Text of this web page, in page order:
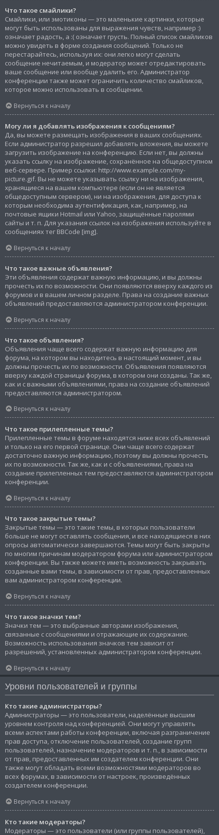
Что такое смайлики?
Смайлики, или эмотиконы — это маленькие картинки, которые
могут быть использованы для выражения чувств, например :)
означает радость, а :( означает грусть. Полный список смайликов
можно увидеть в форме создания сообщений. Только не
перестарайтесь, используя их: они легко могут сделать
сообщение нечитаемым, и модератор может отредактировать
ваше сообщение или вообще удалить его. Администратор
конференции также может ограничить количество смайликов,
которое можно использовать в сообщении.
Вернуться к началу
Могу ли я добавлять изображения к сообщениям?
Да, вы можете размещать изображения в ваших сообщениях.
Если администратор разрешил добавлять вложения, вы можете
загрузить изображение на конференцию. Если нет, вы должны
указать ссылку на изображение, сохранённое на общедоступном
веб-сервере. Пример ссылки: http://www.example.com/my-
picture.gif. Вы не можете указывать ссылку ни на изображения,
хранящиеся на вашем компьютере (если он не является
общедоступным сервером), ни на изображения, для доступа к
которым необходима аутентификация, как, например, на
почтовые ящики Hotmail или Yahoo, защищённые паролями
сайты и т. п. Для указания ссылок на изображения используйте в
сообщениях тег BBCode [img].
Вернуться к началу
Что такое важные объявления?
Эти объявления содержат важную информацию, и вы должны
прочесть их по возможности. Они появляются вверху каждого из
форумов и в вашем личном разделе. Права на создание важных
объявлений предоставляются администратором конференции.
Вернуться к началу
Что такое объявления?
Объявления чаще всего содержат важную информацию для
форума, на котором вы находитесь в настоящий момент, и вы
должны прочесть их по возможности. Объявления появляются
вверху каждой страницы форума, в котором они созданы. Так же,
как и с важными объявлениями, права на создание объявлений
предоставляются администратором.
Вернуться к началу
Что такое прилепленные темы?
Прилепленные темы в форуме находятся ниже всех объявлений
и только на его первой странице. Они чаще всего содержат
достаточно важную информацию, поэтому вы должны прочесть
их по возможности. Так же, как и с объявлениями, права на
создание прилепленных тем предоставляются администратором
конференции.
Вернуться к началу
Что такое закрытые темы?
Закрытые темы — это такие темы, в которых пользователи
больше не могут оставлять сообщения, и все находящиеся в них
опросы автоматически завершаются. Темы могут быть закрыты
по многим причинам модератором форума или администратором
конференции. Вы также можете иметь возможность закрывать
созданные вами темы, в зависимости от прав, предоставленных
вам администратором конференции.
Вернуться к началу
Что такое значки тем?
Значки тем — это выбранные авторами изображения,
связанные с сообщениями и отражающие их содержание.
Возможность использования значков тем зависит от
разрешений, установленных администратором конференции.
Вернуться к началу
Уровни пользователей и группы
Кто такие администраторы?
Администраторы — это пользователи, наделённые высшим
уровнем контроля над конференцией. Они могут управлять
всеми аспектами работы конференции, включая разграничение
прав доступа, отключение пользователей, создание групп
пользователей, назначение модераторов и т. п., в зависимости
от прав, предоставленных им создателем конференции. Они
также могут обладать всеми возможностями модераторов во
всех форумах, в зависимости от настроек, произведённых
создателем конференции.
Вернуться к началу
Кто такие модераторы?
Модераторы — это пользователи (или группы пользователей),